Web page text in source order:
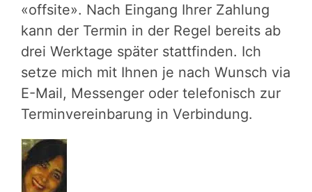
«offsite». Nach Eingang Ihrer Zahlung
kann der Termin in der Regel bereits ab
drei Werktage später stattfinden. Ich
setze mich mit Ihnen je nach Wunsch via
E-Mail, Messenger oder telefonisch zur
Terminvereinbarung in Verbindung.